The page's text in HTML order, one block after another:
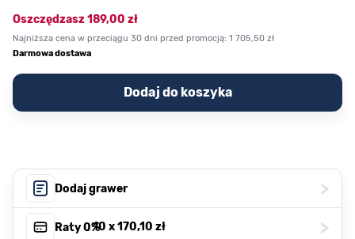
Oszczędzasz189,00 zł
Najniższa cena w przeciągu 30 dni przed promocją: 1 705,50 zł
Darmowa dostawa
Dodaj do koszyka
Dodaj grawer >
Raty 0%, 10 x170,10 zł >